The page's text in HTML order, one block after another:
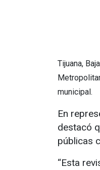
Tijuana,
municipal.
En
destacó
públicas
“Esta